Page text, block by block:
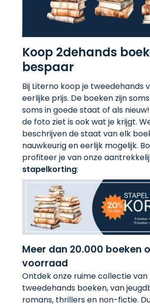
Koop 2dehands
bespaar
Bij Literno koop je tweedehands
eerlijke prijs. De boeken zijn
soms in goede staat of als
de foto ziet is ook wat je krijgt.
beschrijven de staat van elk
nauwkeurig en eerlijk mogelijk.
profiteer je van onze
stapelkorting:
Meer dan 20.000 boeken
voorraad
Ontdek onze ruime collectie van
tweedehands boeken, van
romans, thrillers en non-fictie.